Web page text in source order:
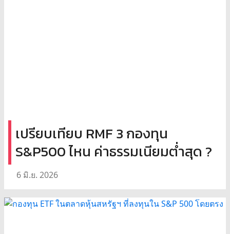
เปรียบเทียบ RMF 3 กองทุน
S&P500 ไหน ค่าธรรมเนียมต่ำสุด ?
6 มิ.ย. 2026